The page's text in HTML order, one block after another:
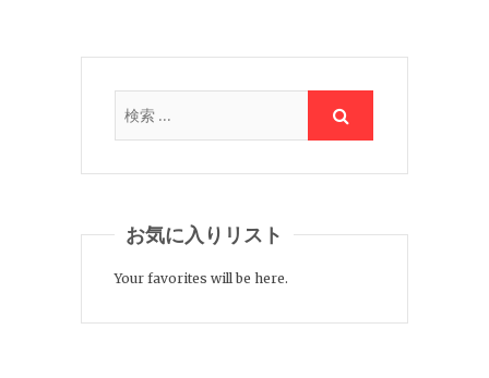
お気に入りリスト
Your favorites will be here.